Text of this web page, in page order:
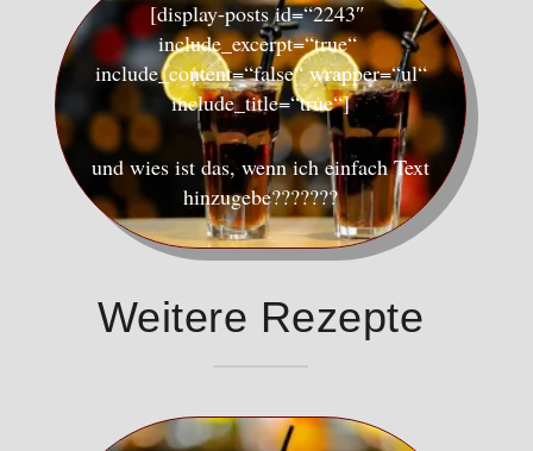
[display-posts id=“2243″
include_excerpt=“true“
include_content=“false“ wrapper=“ul“
include_title=“true“]
und wies ist das, wenn ich einfach Text
hinzugebe???????
Weitere Rezepte